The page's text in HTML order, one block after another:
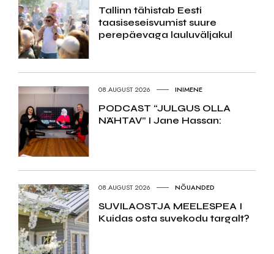
Tallinn tähistab Eesti
taasiseseisvumist suure
perepäevaga lauluväljakul
08.AUGUST 2026 INIMENE
PODCAST “JULGUS OLLA
NÄHTAV” I Jane Hassan:
08.AUGUST 2026 NÕUANDED
SUVILAOSTJA MEELESPEA I
Kuidas osta suvekodu targalt?